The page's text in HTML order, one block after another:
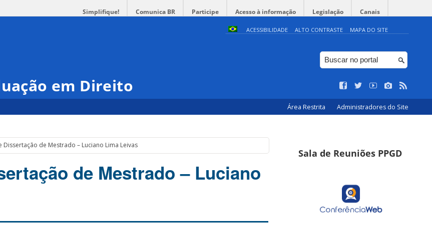
Simplifique! Comunica BR Participe Acesso à informação Legislação Canais
ACESSIBILIDADE ALTO CONTRASTE MAPA DO SITE
em Direito
Área Restrita Administradores do Site
Dissertação de Mestrado – Luciano Lima Leivas
de Mestrado – Luciano
Sala de Reuniões PPGD